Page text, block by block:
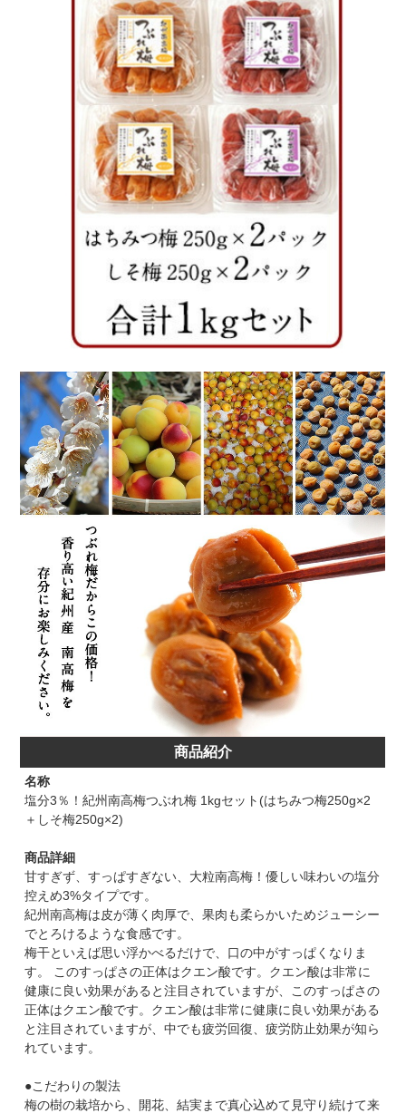
商品紹介
名称
塩分3％！紀州南高梅つぶれ梅 1kgセット(はちみつ梅250g×2
＋しそ梅250g×2)
商品詳細
甘すぎず、すっぱすぎない、大粒南高梅！優しい味わいの塩分
控えめ3%タイプです。
紀州南高梅は皮が薄く肉厚で、果肉も柔らかいためジューシー
でとろけるような食感です。
梅干といえば思い浮かべるだけで、口の中がすっぱくなりま
す。 このすっぱさの正体はクエン酸です。クエン酸は非常に
健康に良い効果があると注目されていますが、このすっぱさの
正体はクエン酸です。クエン酸は非常に健康に良い効果がある
と注目されていますが、中でも疲労回復、疲労防止効果が知ら
れています。
●こだわりの製法
梅の樹の栽培から、開花、結実まで真心込めて見守り続けて来